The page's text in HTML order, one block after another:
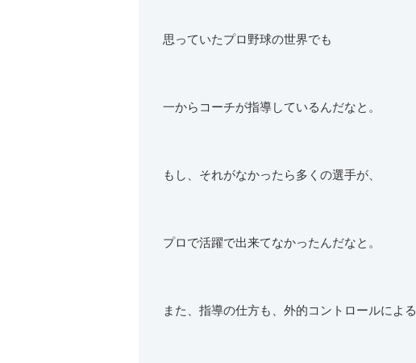
思っていたプロ野球の世界でも
一からコーチが指導しているんだなと。
もし、それがなかったら多くの選手が、
プロで活躍で出来てなかったんだなと。
また、指導の仕方も、外的コントロールによる